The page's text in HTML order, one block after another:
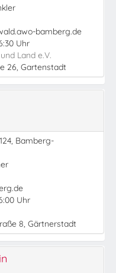
bamberg.de
Uhr
Land e.V.
26, Gartenstadt
Bamberg-
Uhr
8, Gärtnerstadt